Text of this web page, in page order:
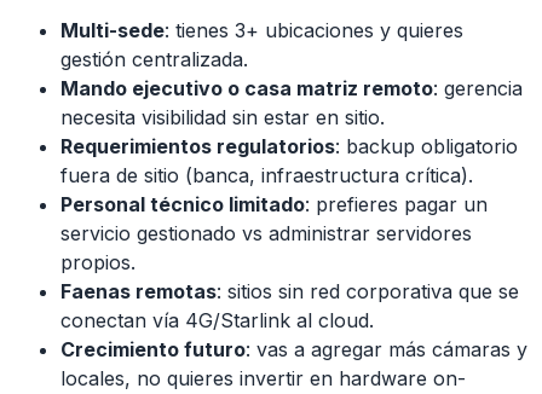
Multi-sede: tienes 3+ ubicaciones y quieres
gestión centralizada.
Mando ejecutivo o casa matriz remoto: gerencia
necesita visibilidad sin estar en sitio.
Requerimientos regulatorios: backup obligatorio
fuera de sitio (banca, infraestructura crítica).
Personal técnico limitado: prefieres pagar un
servicio gestionado vs administrar servidores
propios.
Faenas remotas: sitios sin red corporativa que se
conectan vía 4G/Starlink al cloud.
Crecimiento futuro: vas a agregar más cámaras y
locales, no quieres invertir en hardware on-